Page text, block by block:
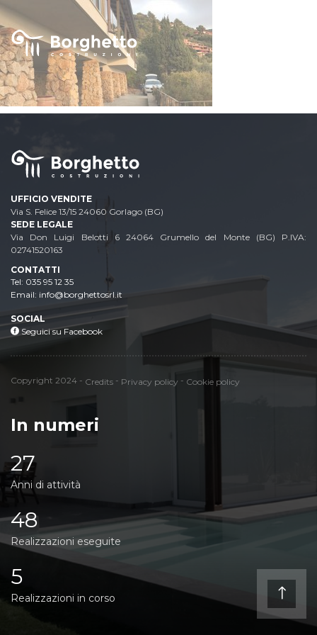
UFFICIO VENDITE
Via S. Felice 13/15 24060 Gorlago (BG)
SEDE LEGALE
Via Don Luigi Belotti 6 24064 Grumello del Monte (BG) P.IVA:
02741520163
CONTATTI
035 95 12 35
Email: info@borghettosrl.it
Email: info@borghettosrl.it
SOCIAL
Seguici su Facebook
Seguici su Facebook
Copyright 2024 - Credits - Privacy policy - Cookie policy
In numeri
27
Anni di attività
48
Realizzazioni eseguite
5
Realizzazioni in corso